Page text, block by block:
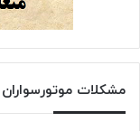
مشکلات موتورسواران